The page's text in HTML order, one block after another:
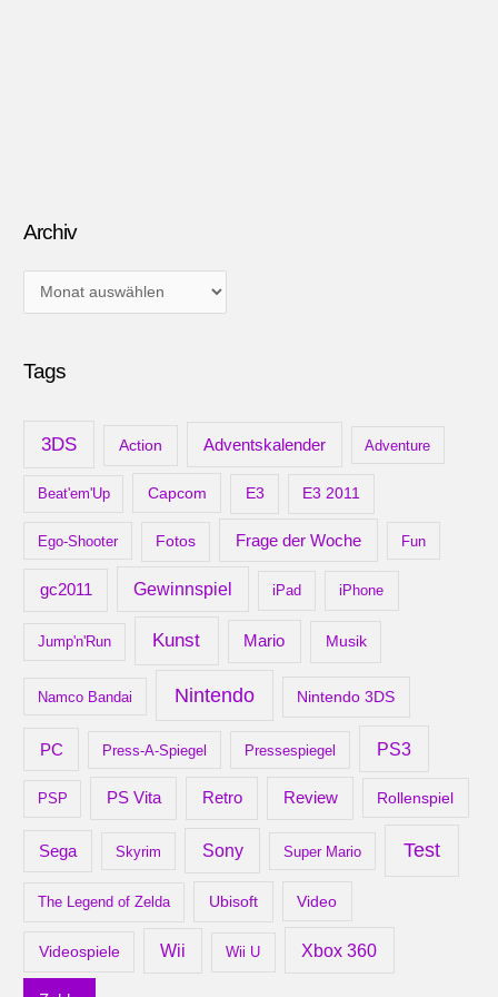
Archiv
r
Tags
3DS Action Adventskalender Adventure
Beat'em'Up Capcom E3 E3 2011
Ego-Shooter Fotos Frage der Woche Fun
gc2011 Gewinnspiel iPad iPhone
Jump'n'Run Kunst Mario Musik
Namco Bandai Nintendo Nintendo 3DS
PC Press-A-Spiegel Pressespiegel PS3
PSP PS Vita Retro Review Rollenspiel
Sega Skyrim Sony Super Mario Test
The Legend of Zelda Ubisoft Video
Videospiele Wii Wii U Xbox 360